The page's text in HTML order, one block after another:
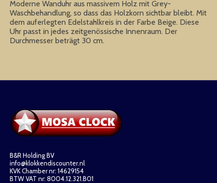
Moderne Wanduhr aus massivem Holz mit Grey-
Waschbehandlung, so dass das Holzkorn sichtbar bleibt. Mit
dem auferlegten Edelstahlkreis in der Farbe Beige. Diese
Uhr passt in jedes zeitgenössische Innenraum. Der
Durchmesser beträgt 30 cm.
B&R Holding BV
info@klokkendiscounter.nl
KVK Chamber nr: 14629154
BTW VAT nr: 8004.12.321.B01